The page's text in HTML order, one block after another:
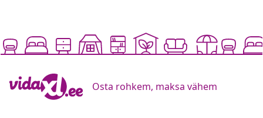
Osta rohkem, maksa vähem